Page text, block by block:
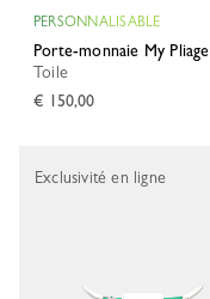
PERSONNALISABLE
Porte-monnaie My Pliage
Toile
€ 150,00
Exclusivité en ligne